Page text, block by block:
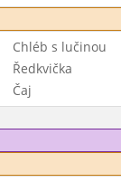
Chléb s lučinou
Ředkvička
Čaj